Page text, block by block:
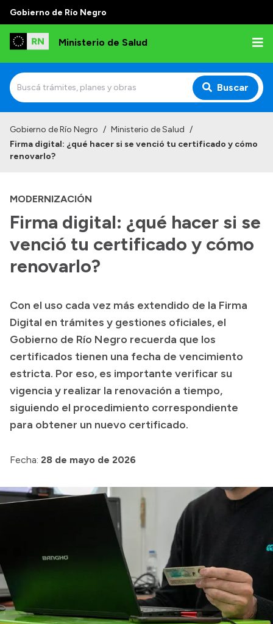
Gobierno de Río Negro
Ministerio de Salud
Buscar
Institucional
Autoridades
Consejos locales
Transparencia
Boletín Oficial
Compras y licitaciones
Consulta de expedientes
Consulta de pago a proveedores
Convocatorias
Intranet
Gobierno de Río Negro / Ministerio de Salud /
Firma digital: ¿qué hacer si se venció tu certificado y cómo
renovarlo?
MODERNIZACIÓN
Firma digital: ¿qué hacer si se
venció tu certificado y cómo
renovarlo?
Con el uso cada vez más extendido de la Firma
Digital en trámites y gestiones oficiales, el
Gobierno de Río Negro recuerda que los
certificados tienen una fecha de vencimiento
estricta. Por eso, es importante verificar su
vigencia y realizar la renovación a tiempo,
siguiendo el procedimiento correspondiente
para obtener un nuevo certificado.
Fecha: 28 de mayo de 2026